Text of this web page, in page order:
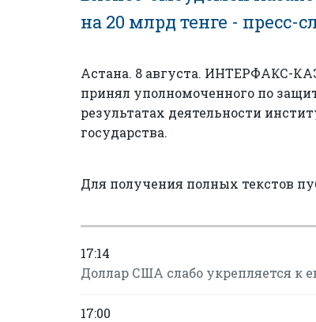
на 20 млрд тенге - пресс-
Астана. 8 августа. ИНТЕРФАКС-
принял уполномоченного по
результатах деятельности
государства.
Для получения полных текстов
17:14
Доллар США слабо укрепляется к
17:00